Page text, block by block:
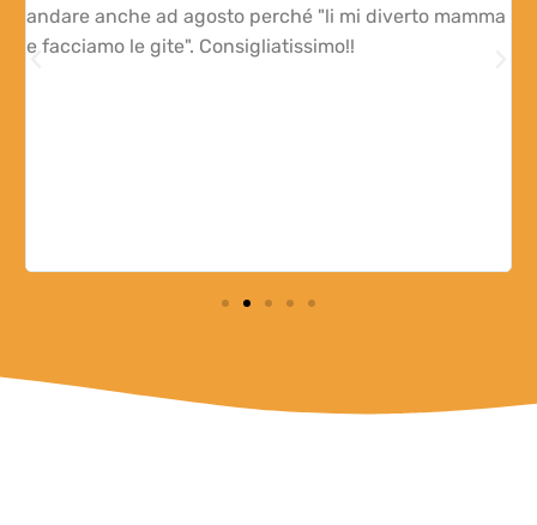
andare anche ad agosto perché "li mi diverto mamma
e facciamo le gite". Consigliatissimo!!